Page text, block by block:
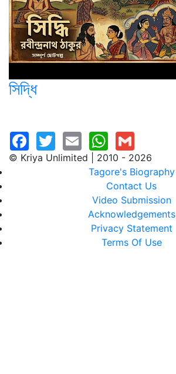
সিদ্ধি
© Kriya Unlimited | 2010 - 2026
Tagore's Biography
Contact Us
Video Submission
Acknowledgements
Privacy Statement
Terms Of Use